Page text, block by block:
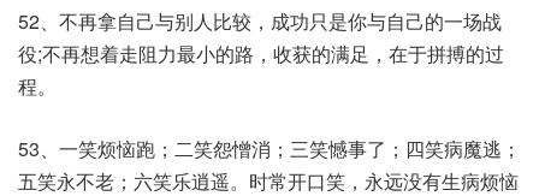
52、不再拿自己与别人比较，成功只是你与自己的一场战
役;不再想着走阻力最小的路，收获的满足，在于拼搏的过
程。
53、一笑烦恼跑；二笑怨憎消；三笑憾事了；四笑病魔逃；
五笑永不老；六笑乐逍遥。时常开口笑，永远没有生病烦恼